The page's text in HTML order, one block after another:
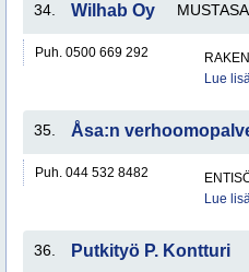
34. Wilhab Oy
Puh. 0500 669 292
Lue
35. Åsa:n
Puh. 044 532 8482
Lue
36. Putkityö P. Kontturi